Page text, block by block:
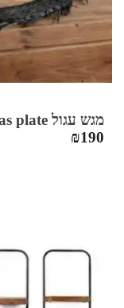
מגש עגול Tapas plate
₪190